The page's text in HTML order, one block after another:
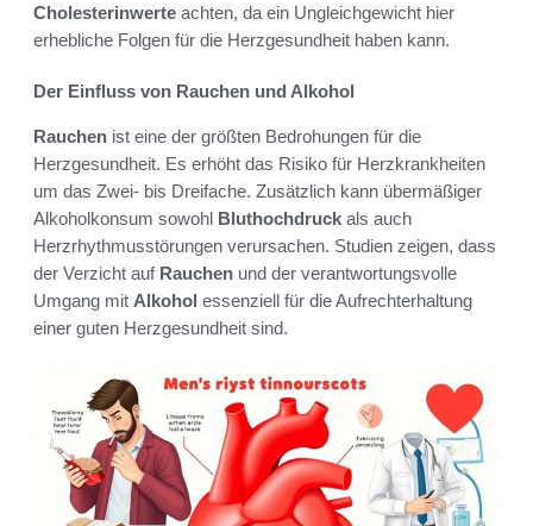
Cholesterinwerte achten, da ein Ungleichgewicht hier
erhebliche Folgen für die Herzgesundheit haben kann.
Der Einfluss von Rauchen und Alkohol
Rauchen ist eine der größten Bedrohungen für die
Herzgesundheit. Es erhöht das Risiko für Herzkrankheiten
um das Zwei- bis Dreifache. Zusätzlich kann übermäßiger
Alkoholkonsum sowohl Bluthochdruck als auch
Herzrhythmusstörungen verursachen. Studien zeigen, dass
der Verzicht auf Rauchen und der verantwortungsvolle
Umgang mit Alkohol essenziell für die Aufrechterhaltung
einer guten Herzgesundheit sind.